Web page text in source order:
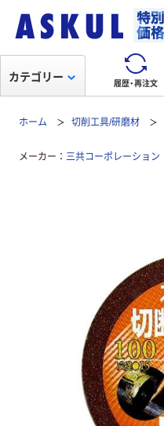
履歴・再注文
カテゴリー
ホーム 切削工具/研磨材
メーカー 三共コーポレーション